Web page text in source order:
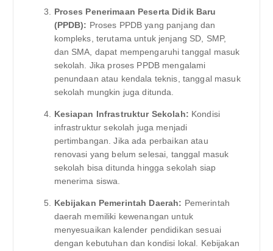
Proses Penerimaan Peserta Didik Baru
(PPDB): Proses PPDB yang panjang dan
kompleks, terutama untuk jenjang SD, SMP,
dan SMA, dapat mempengaruhi tanggal masuk
sekolah. Jika proses PPDB mengalami
penundaan atau kendala teknis, tanggal masuk
sekolah mungkin juga ditunda.
Kesiapan Infrastruktur Sekolah: Kondisi
infrastruktur sekolah juga menjadi
pertimbangan. Jika ada perbaikan atau
renovasi yang belum selesai, tanggal masuk
sekolah bisa ditunda hingga sekolah siap
menerima siswa.
Kebijakan Pemerintah Daerah: Pemerintah
daerah memiliki kewenangan untuk
menyesuaikan kalender pendidikan sesuai
dengan kebutuhan dan kondisi lokal. Kebijakan